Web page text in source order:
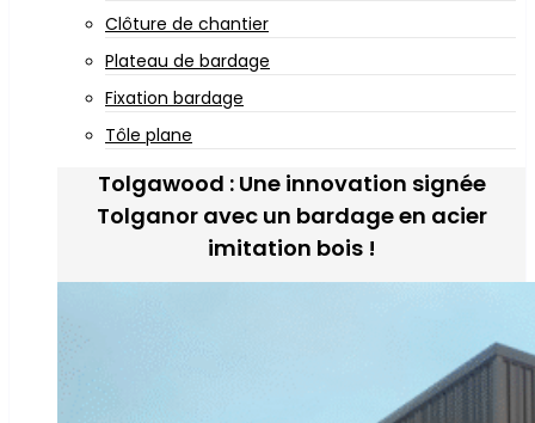
Clôture de chantier
Plateau de bardage
Fixation bardage
Tôle plane
Tolgawood : Une innovation signée
Tolganor avec un bardage en acier
imitation bois !